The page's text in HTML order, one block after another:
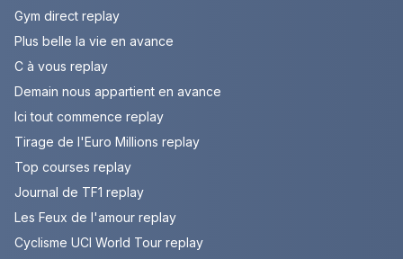
Gym direct replay
Plus belle la vie en avance
C à vous replay
Demain nous appartient en avance
Ici tout commence replay
Tirage de l'Euro Millions replay
Top courses replay
Journal de TF1 replay
Les Feux de l'amour replay
Cyclisme UCI World Tour replay